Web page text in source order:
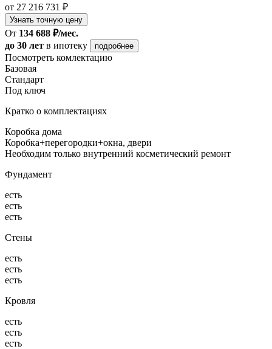
от 27 216 731 ₽
Узнать точную цену
От 134 688 ₽/мес.
до 30 лет в ипотеку подробнее
Посмотреть комлектацию
Базовая
Стандарт
Под ключ
Кратко о комплектациях
Коробка дома
Коробка+перегородки+окна, двери
Необходим только внутренний косметический ремонт
Фундамент
есть
есть
есть
Стены
есть
есть
есть
Кровля
есть
есть
есть